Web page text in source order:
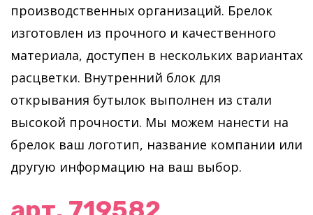
производственных организаций. Брелок
изготовлен из прочного и качественного
материала, доступен в нескольких вариантах
расцветки. Внутренний блок для
открывания бутылок выполнен из стали
высокой прочности. Мы можем нанести на
брелок ваш логотип, название компании или
другую информацию на ваш выбор.